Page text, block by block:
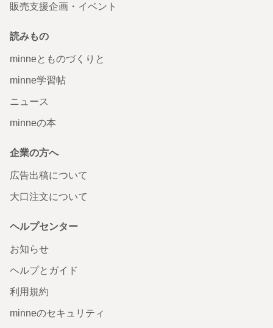
販売支援企画・イベント
読みもの
minneとものづくりと
minne学習帖
ニュース
minneの本
企業の方へ
広告出稿について
大口注文について
ヘルプセンター
お知らせ
ヘルプとガイド
利用規約
minneのセキュリティ